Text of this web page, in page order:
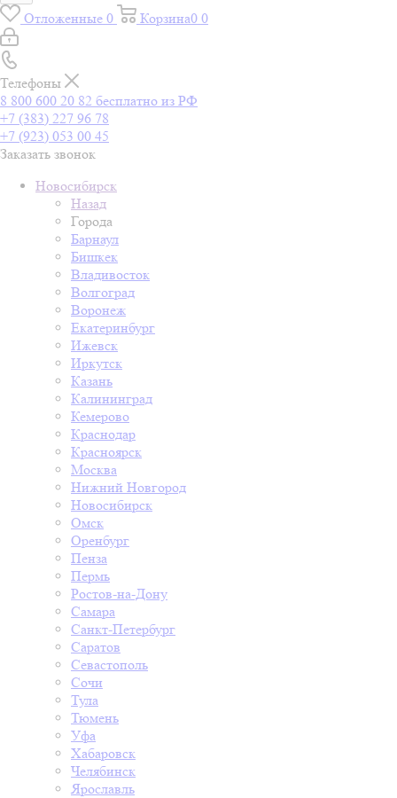
Отложенные 0 Корзина0 0
Телефоны
8 800 600 20 82 бесплатно из РФ
+7 (383) 227 96 78
+7 (923) 053 00 45
Заказать звонок
Новосибирск
Назад
Города
Барнаул
Бишкек
Владивосток
Волгоград
Воронеж
Екатеринбург
Ижевск
Иркутск
Казань
Калининград
Кемерово
Краснодар
Красноярск
Москва
Нижний Новгород
Новосибирск
Омск
Оренбург
Пенза
Пермь
Ростов-на-Дону
Самара
Санкт-Петербург
Саратов
Севастополь
Сочи
Тула
Тюмень
Уфа
Хабаровск
Челябинск
Ярославль